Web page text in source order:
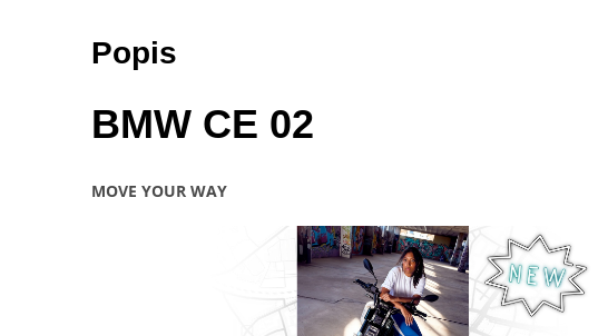
Popis
BMW CE 02
MOVE YOUR WAY